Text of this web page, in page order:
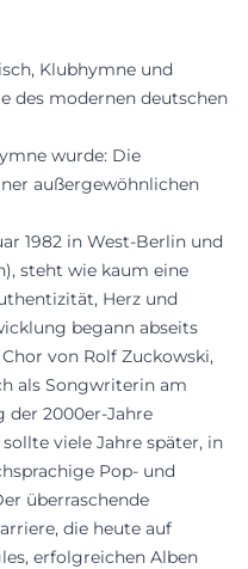
Klubhymne und
des modernen deutschen
wurde: Die
außergewöhnlichen
1982 in West-Berlin und
steht wie kaum eine
Herz und
begann abseits
von Rolf Zuckowski,
als Songwriterin am
der 2000er-Jahre
viele Jahre später, in
Pop- und
überraschende
die heute auf
erfolgreichen Alben